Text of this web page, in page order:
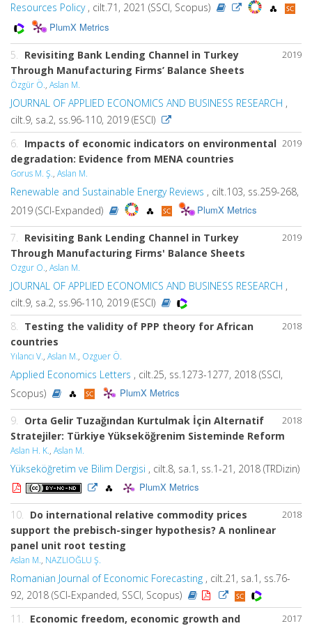
Resources Policy, cilt.71, 2021 (SSCI, Scopus)
PlumX Metrics
2019
5.
Revisiting Bank Lending Channel in Turkey
Through Manufacturing Firms’ Balance Sheets
Özgür Ö., Aslan M.
JOURNAL OF APPLIED ECONOMICS AND BUSINESS RESEARCH ,
cilt.9, sa.2, ss.96-110, 2019 (ESCI)
2019
6.
Impacts of economic indicators on environmental
degradation: Evidence from MENA countries
Gorus M. Ş., Aslan M.
Renewable and Sustainable Energy Reviews , cilt.103, ss.259-268,
2019 (SCI-Expanded)
PlumX Metrics
2019
7.
Revisiting Bank Lending Channel in Turkey
Through Manufacturing Firms' Balance Sheets
Ozgur O., Aslan M.
JOURNAL OF APPLIED ECONOMICS AND BUSINESS RESEARCH ,
cilt.9, sa.2, ss.96-110, 2019 (ESCI)
2018
8.
Testing the validity of PPP theory for African
countries
Yılancı V., Aslan M., Ozguer Ö.
Applied Economics Letters , cilt.25, ss.1273-1277, 2018 (SSCI,
Scopus)
PlumX Metrics
2018
9.
Orta Gelir Tuzağından Kurtulmak İçin Alternatif
Stratejiler: Türkiye Yükseköğrenim Sisteminde Reform
Aslan H. K., Aslan M.
Yükseköğretim ve Bilim Dergisi , cilt.8, sa.1, ss.1-21, 2018 (TRDizin)
PlumX Metrics
2018
10.
Do international relative commodity prices
support the prebisch-singer hypothesis? A nonlinear
panel unit root testing
Aslan M., NAZLIOĞLU Ş.
Romanian Journal of Economic Forecasting , cilt.21, sa.1, ss.76-
92, 2018 (SCI-Expanded, SSCI, Scopus)
2017
11.
Economic freedom, economic growth and